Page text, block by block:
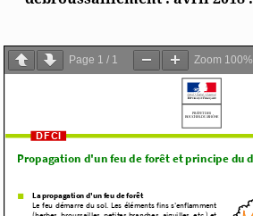
Page 1 / 1 Zoom 100%